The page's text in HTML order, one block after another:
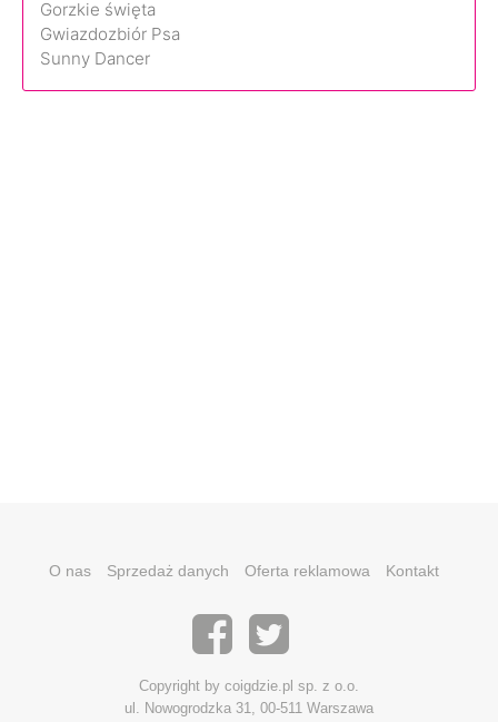
Gorzkie święta
Gwiazdozbiór Psa
Sunny Dancer
O nas Sprzedaż danych Oferta reklamowa Kontakt
Copyright by coigdzie.pl sp. z o.o.
ul. Nowogrodzka 31, 00-511 Warszawa